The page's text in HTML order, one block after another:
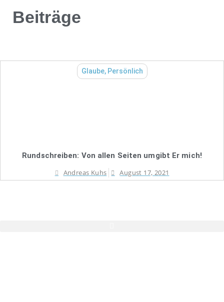
Beiträge
Glaube, Persönlich
Rundschreiben: Von allen Seiten umgibt Er mich!
Andreas Kuhs
August 17, 2021